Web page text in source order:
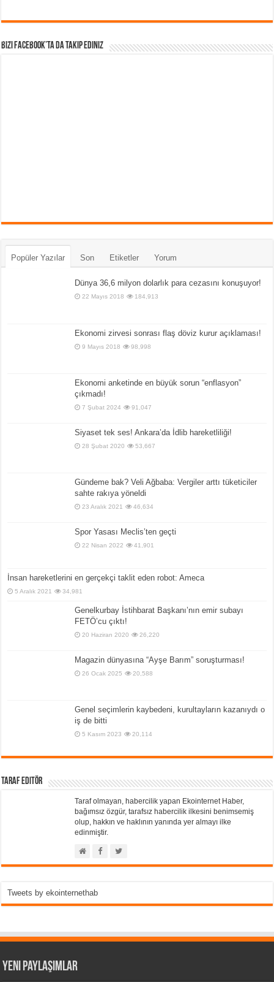
Bizi Facebook’ta da takip Ediniz
Popüler Yazılar Son Etiketler Yorum
Dünya 36,6 milyon dolarlık para cezasını konuşuyor!
22 Mayıs 2018 184,913
Ekonomi zirvesi sonrası flaş döviz kurur açıklaması!
9 Mayıs 2018 98,998
Ekonomi anketinde en büyük sorun “enflasyon”
çıkmadı!
7 Şubat 2024 91,047
Siyaset tek ses! Ankara’da İdlib hareketliliği!
28 Şubat 2020 53,667
Gündeme bak? Veli Ağbaba: Vergiler arttı tüketiciler
sahte rakıya yöneldi
23 Aralık 2021 46,634
Spor Yasası Meclis’ten geçti
22 Nisan 2022 41,901
İnsan hareketlerini en gerçekçi taklit eden robot: Ameca
5 Aralık 2021 34,981
Genelkurbay İstihbarat Başkanı’nın emir subayı
FETÖ’cu çıktı!
20 Haziran 2020 26,220
Magazin dünyasına “Ayşe Barım” soruşturması!
26 Ocak 2025 20,588
Genel seçimlerin kaybedeni, kurultayların kazanıydı o
iş de bitti
5 Kasım 2023 20,114
Taraf Editör
Taraf olmayan, habercilik yapan Ekointernet Haber,
bağımsız özgür, tarafsız habercilik ilkesini benimsemiş
olup, hakkın ve haklının yanında yer almayı ilke
edinmiştir.
Tweets by ekointernethab
Yeni Paylaşımlar